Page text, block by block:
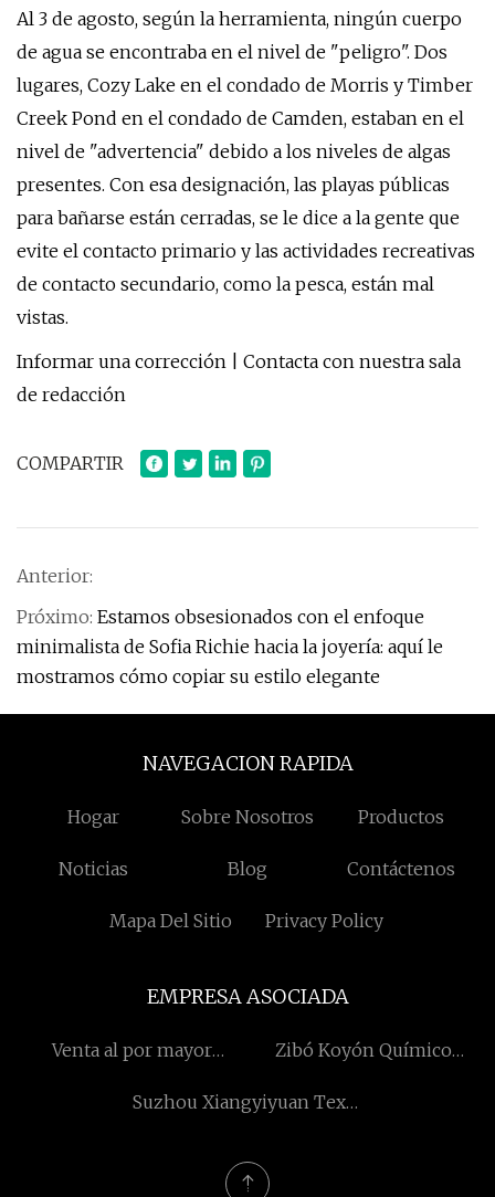
Al 3 de agosto, según la herramienta, ningún cuerpo
de agua se encontraba en el nivel de "peligro". Dos
lugares, Cozy Lake en el condado de Morris y Timber
Creek Pond en el condado de Camden, estaban en el
nivel de "advertencia" debido a los niveles de algas
presentes. Con esa designación, las playas públicas
para bañarse están cerradas, se le dice a la gente que
evite el contacto primario y las actividades recreativas
de contacto secundario, como la pesca, están mal
vistas.
Informar una corrección | Contacta con nuestra sala
de redacción
COMPARTIR
Anterior:
Próximo: Estamos obsesionados con el enfoque
minimalista de Sofia Richie hacia la joyería: aquí le
mostramos cómo copiar su estilo elegante
NAVEGACION RAPIDA
Hogar Sobre Nosotros Productos
Noticias Blog Contáctenos
Mapa Del Sitio Privacy Policy
EMPRESA ASOCIADA
Venta al por mayor
Zibó Koyón Químico
Suzhou Xiangyiyuan Textil